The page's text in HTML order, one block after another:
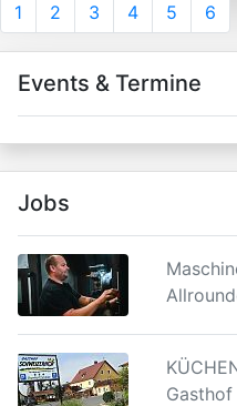
1 2 3 4 5 6
Events & Termine
Jobs